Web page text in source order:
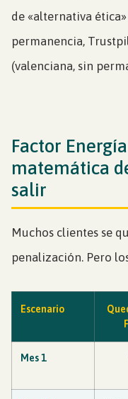
de «alternativa
permanencia,
(valenciana, sin
Factor
matemática
salir
Muchos clientes se
penalización. Pero
Escenario
Mes 1